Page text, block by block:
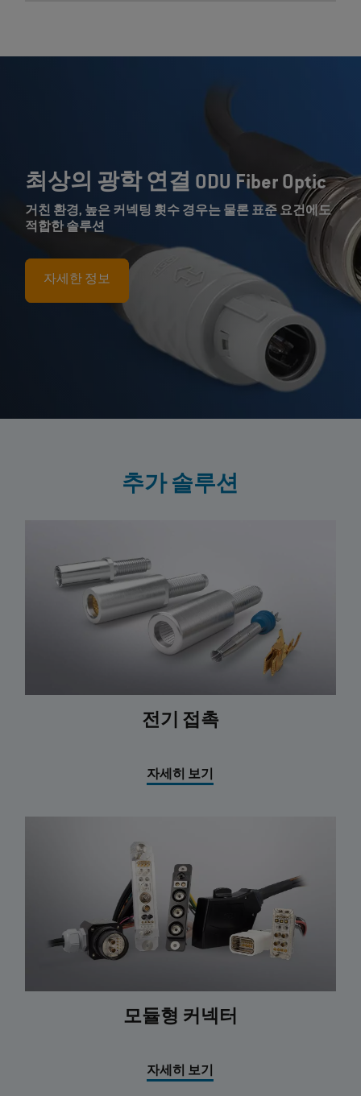
최상의 광학 연결 ODU Fiber Optic
거친 환경, 높은 커넥팅 횟수 경우는 물론 표준 요건에도
적합한 솔루션
자세한 정보
추가 솔루션
전기 접촉
자세히 보기
모듈형 커넥터
자세히 보기